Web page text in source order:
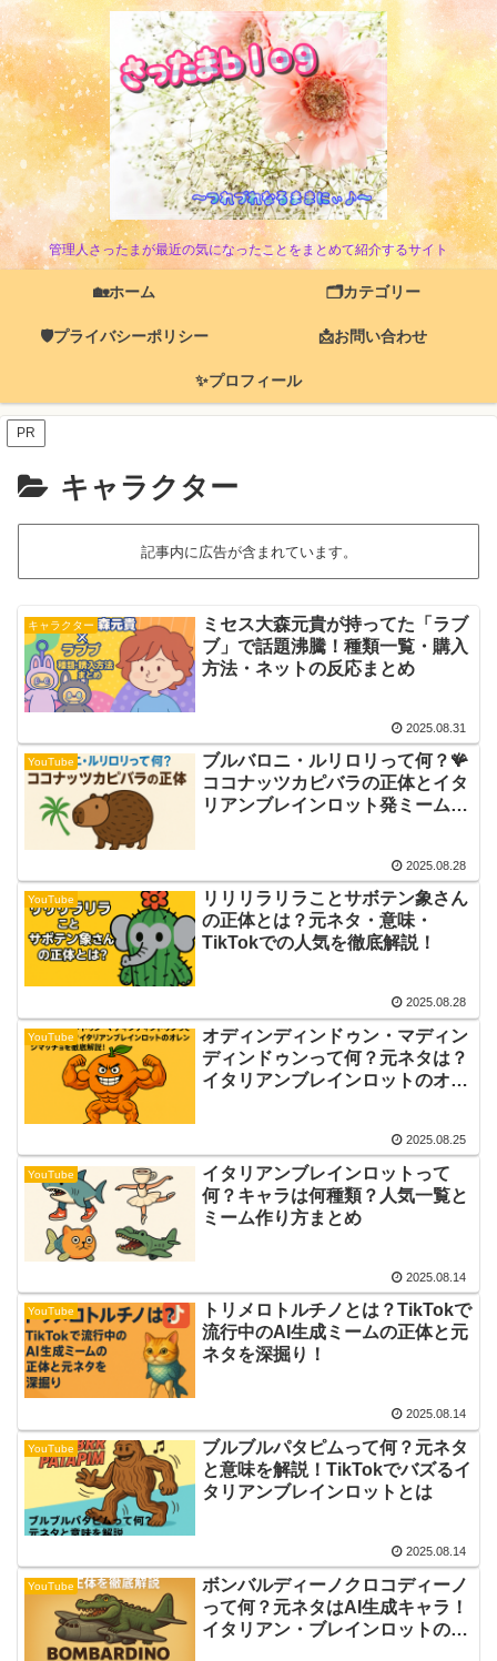
管理人さったまが最近の気になったことをまとめて紹介するサイト
🏡ホーム 🗂️カテゴリー
🛡️プライバシーポリシー 📩お問い合わせ
✨プロフィール
PR
キャラクター
記事内に広告が含まれています。
キャラクター
ミセス大森元貴が持ってた「ラブ
ブ」で話題沸騰！種類一覧・購入
方法・ネットの反応まとめ
2025.08.31
YouTube
ブルバロニ・ルリロリって何？🪸
ココナッツカピバラの正体とイタ
リアンブレインロット発ミームの
2025.08.28
YouTube
リリリラリラことサボテン象さん
の正体とは？元ネタ・意味・
TikTokでの人気を徹底解説！
2025.08.28
YouTube
オディンディンドゥン・マディン
ディンドゥンって何？元ネタは？
イタリアンブレインロットのオレ
2025.08.25
YouTube
イタリアンブレインロットって
何？キャラは何種類？人気一覧と
ミーム作り方まとめ
2025.08.14
YouTube
トリメロトルチノとは？TikTokで
流行中のAI生成ミームの正体と元
ネタを深掘り！
2025.08.14
YouTube
ブルブルパタピムって何？元ネタ
と意味を解説！TikTokでバズるイ
タリアンブレインロットとは
2025.08.14
YouTube
ボンバルディーノクロコディーノ
って何？元ネタはAI生成キャラ！
イタリアン・ブレインロットの正